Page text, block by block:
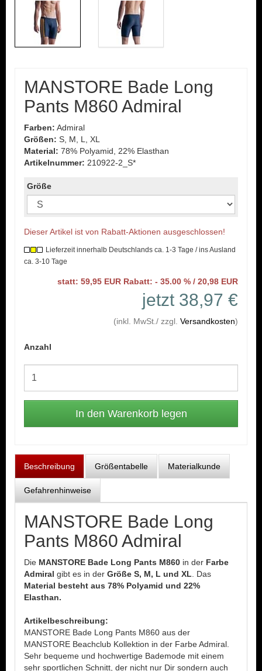
MANSTORE Bade Long
Pants M860 Admiral
Farben: Admiral
Größen: S, M, L, XL
Material: 78% Polyamid, 22% Elasthan
Artikelnummer: 210922-2_S*
Größe
Dieser Artikel ist von Rabatt-Aktionen ausgeschlossen!
Lieferzeit innerhalb Deutschlands ca. 1-3 Tage / ins Ausland
ca. 3-10 Tage
statt: 59,95 EUR Rabatt: - 35.00 % / 20,98 EUR
jetzt 38,97 €
(inkl. MwSt./ zzgl. Versandkosten)
Anzahl
Beschreibung Größentabelle Materialkunde
Gefahrenhinweise
MANSTORE Bade Long
Pants M860 Admiral
Die MANSTORE Bade Long Pants M860 in der Farbe
Admiral gibt es in der Größe S, M, L und XL . Das
Material besteht aus 78% Polyamid und 22%
Elasthan.
Artikelbeschreibung:
MANSTORE Bade Long Pants M860 aus der
MANSTORE Beachclub Kollektion in der Farbe Admiral.
Sehr bequeme und hochwertige Bademode mit einem
sehr sportlichen Schnitt, der nicht nur Dir sondern auch